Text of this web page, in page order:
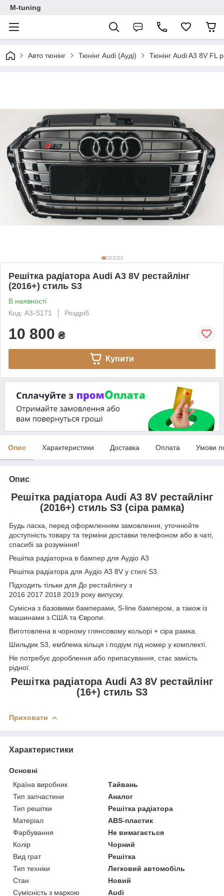
M-tuning
Авто тюнінг Тюнінг Audi (Ауді) Тюнінг Audi A3 8V FL
Решітка радіатора Audi A3 8V рестайлінг
(2016+) стиль S3
В наявності
Код: A3-S171
Роздріб
10 800 ₴
Купити
Опис Характеристики Доставка Оплата Умови
Опис
Решітка радіатора Audi A3 8V рестайлінг
(2016+) стиль S3 (сіра рамка)
Будь ласка, перед оформленням замовлення, уточнюйте
доступність товару та терміни доставки телефоном або в чаті,
спасибі за розуміння!
Решітка радіаторна в бампер для Аудіо А3
Решітка радіатора для Аудіо А3 8V у стилі S3.
Підходить тільки для До рестайлінгу з
2016 2017 2018 2019 року випуску.
Сумісна з базовими бамперами, S-line бампером, а також із
машинами з США та Європи.
Виготовлена в чорному глянсовому кольорі + сіра рамка.
Шильдик S3, емблема кільця і подіум під номер у комплекті.
Не потребує дороблення або припасування, стає замість
рідної.
Решітка радіатора Audi A3 8V рестайлінг
(16+) стиль S3
Приховати
Характеристики
Основні
Країна виробник
Тайвань
Тип запчастини
Аналог
Тип решітки
Решітка радіатора
Матеріал
ABS-пластик
Фарбування
Не вимагається
Колір
Чорний
Вид грат
Решітка
Тип техніки
Легковий автомобіль
Стан
Новий
Сумісність з маркою
Audi